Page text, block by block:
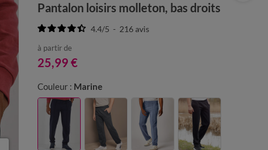
Pantalon loisirs molleton, bas droits
4.4/5 - 216avis
à partir de
25,99 €
Couleur : Marine